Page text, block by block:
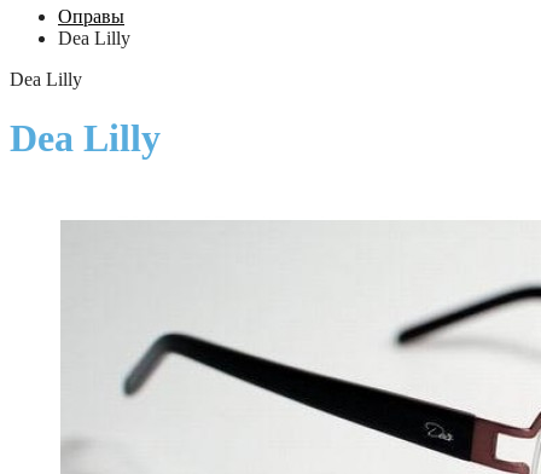
Оправы
Dea Lilly
Dea Lilly
Dea Lilly